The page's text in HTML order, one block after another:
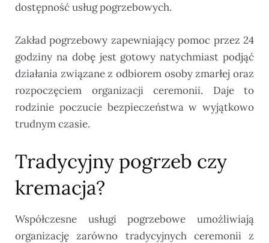
dostępność usług pogrzebowych.
Zakład pogrzebowy zapewniający pomoc przez 24
godziny na dobę jest gotowy natychmiast podjąć
działania związane z odbiorem osoby zmarłej oraz
rozpoczęciem organizacji ceremonii. Daje to
rodzinie poczucie bezpieczeństwa w wyjątkowo
trudnym czasie.
Tradycyjny pogrzeb czy
kremacja?
Współczesne usługi pogrzebowe umożliwiają
organizację zarówno tradycyjnych ceremonii z